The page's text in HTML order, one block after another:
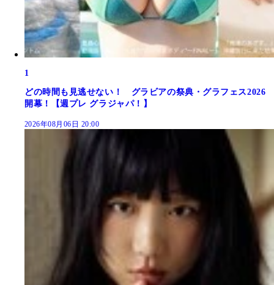
1
どの時間も見逃せない！ グラビアの祭典・グラフェス2026
開幕！【週プレ グラジャパ！】
2026年08月06日 20:00